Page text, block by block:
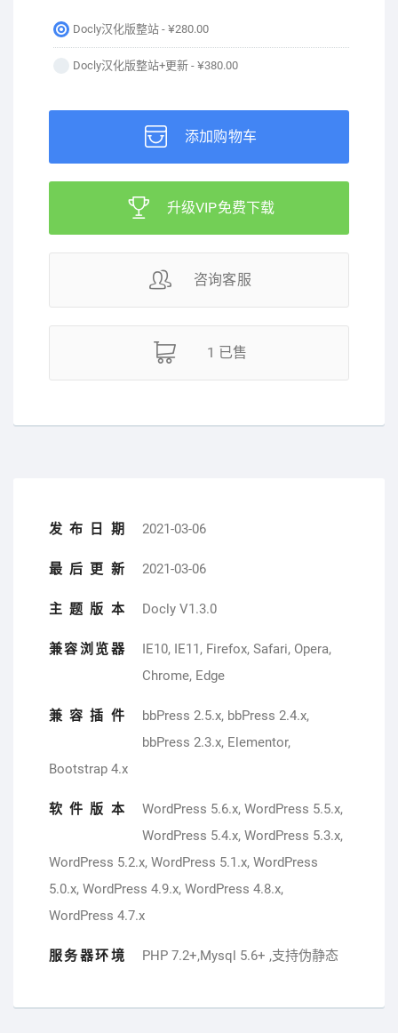
Docly汉化版整站 - ¥280.00
Docly汉化版整站+更新 - ¥380.00
添加购物车
升级VIP免费下载
咨询客服
1 已售
发布日期 2021-03-06
最后更新 2021-03-06
主题版本 Docly V1.3.0
兼容浏览器
IE10, IE11, Firefox, Safari, Opera,
Chrome, Edge
兼容插件
bbPress 2.5.x, bbPress 2.4.x,
bbPress 2.3.x, Elementor,
Bootstrap 4.x
软件版本
WordPress 5.6.x, WordPress 5.5.x,
WordPress 5.4.x, WordPress 5.3.x,
WordPress 5.2.x, WordPress 5.1.x, WordPress
5.0.x, WordPress 4.9.x, WordPress 4.8.x,
WordPress 4.7.x
服务器环境 PHP 7.2+,Mysql 5.6+ ,支持伪静态